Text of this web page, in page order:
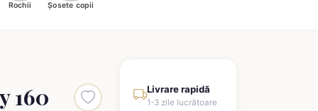
Rochii Șosete copii
160
Livrare rapidă
1-3 zile lucrătoare